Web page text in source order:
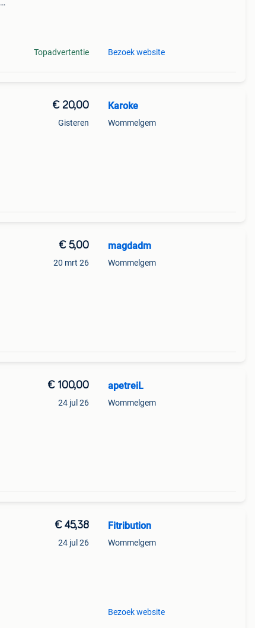
Topadvertentie Bezoek website
€ 20,00
Gisteren
Karoke
Wommelgem
€ 5,00
20 mrt 26
magdadm
Wommelgem
€ 100,00
24 jul 26
apetreiL
Wommelgem
€ 45,38
24 jul 26
Fitribution
Wommelgem
Bezoek website